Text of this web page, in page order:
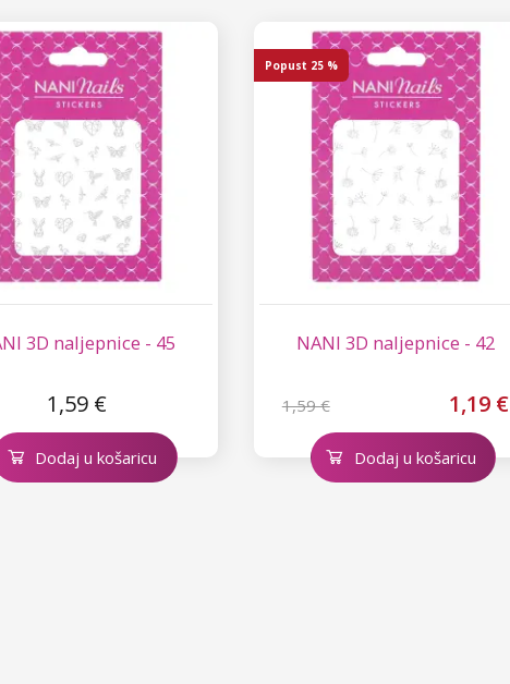
3D naljepnice - 45
1,59 €
Dodaj u košaricu
NANI 3D naljepnice - 42
1,59 € 1,19 €
Popust 25 %
Dodaj u košaricu